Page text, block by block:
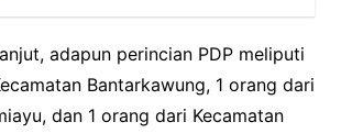
adapun perincian PDP meliputi
Bantarkawung, 1 orang dari
dan 1 orang dari Kecamatan